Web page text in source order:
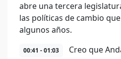
abre una tercera
las políticas de cambio
algunos años.
00:41 - 01:03
Creo que